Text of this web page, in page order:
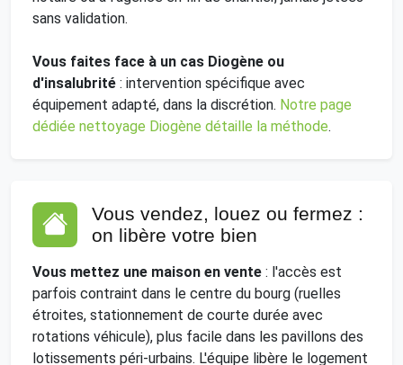
sans validation.
Vous faites face à un cas Diogène ou
d'insalubrité : intervention spécifique avec
équipement adapté, dans la discrétion. Notre page
dédiée nettoyage Diogène détaille la méthode.
Vous vendez, louez ou fermez :
on libère votre bien
Vous mettez une maison en vente : l'accès est
parfois contraint dans le centre du bourg (ruelles
étroites, stationnement de courte durée avec
rotations véhicule), plus facile dans les pavillons des
lotissements péri-urbains. L'équipe libère le logement